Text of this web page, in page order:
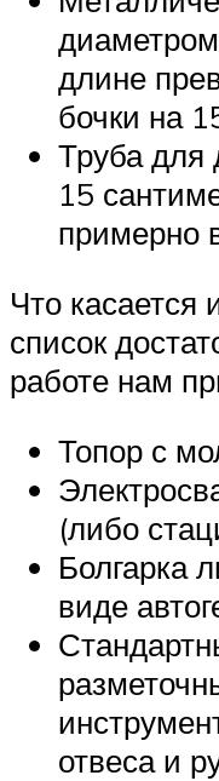
длине
бочки на
Труба для
15
примерно
Что касается
список
работе нам
Топор с
(либо
Болгарка
виде
отвеса и